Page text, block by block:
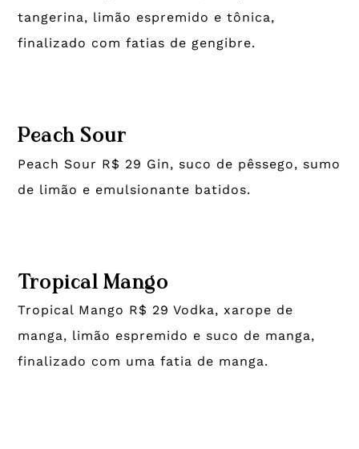
tangerina, limão espremido e tônica,
finalizado com fatias de gengibre.
Peach Sour
Peach Sour R$ 29 Gin, suco de pêssego, sumo
de limão e emulsionante batidos.
Tropical Mango
Tropical Mango R$ 29 Vodka, xarope de
manga, limão espremido e suco de manga,
finalizado com uma fatia de manga.